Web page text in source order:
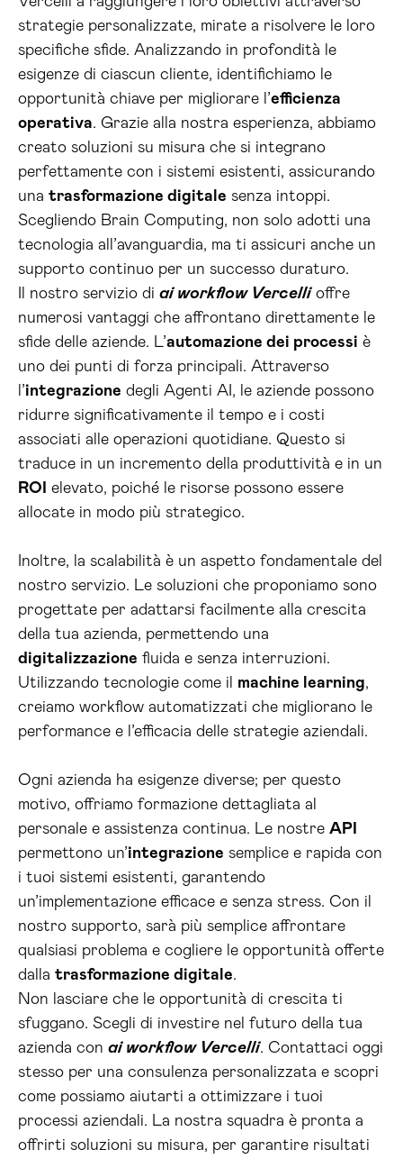
strategie personalizzate, mirate a risolvere le loro
specifiche sfide. Analizzando in profondità le
esigenze di ciascun cliente, identifichiamo le
opportunità chiave per migliorare l’efficienza
operativa. Grazie alla nostra esperienza, abbiamo
creato soluzioni su misura che si integrano
perfettamente con i sistemi esistenti, assicurando
una trasformazione digitale senza intoppi.
Scegliendo Brain Computing, non solo adotti una
tecnologia all’avanguardia, ma ti assicuri anche un
supporto continuo per un successo duraturo.
Il nostro servizio di ai workflow Vercellioffre
numerosi vantaggi che affrontano direttamente le
sfide delle aziende. L’automazione dei processi è
uno dei punti di forza principali. Attraverso
l’integrazione degli Agenti AI, le aziende possono
ridurre significativamente il tempo e i costi
associati alle operazioni quotidiane. Questo si
traduce in un incremento della produttività e in un
ROI
elevato, poiché le risorse possono essere
allocate in modo più strategico.
Inoltre, la scalabilità è un aspetto fondamentale del
nostro servizio. Le soluzioni che proponiamo sono
progettate per adattarsi facilmente alla crescita
della tua azienda, permettendo una
digitalizzazione fluida e senza interruzioni.
Utilizzando tecnologie come il machine learning,
creiamo workflow automatizzati che migliorano le
performance e l’efficacia delle strategie aziendali.
Ogni azienda ha esigenze diverse; per questo
motivo, offriamo formazione dettagliata al
personale e assistenza continua. Le nostre API
permettono un’integrazione semplice e rapida con
i tuoi sistemi esistenti, garantendo
un’implementazione efficace e senza stress. Con il
nostro supporto, sarà più semplice affrontare
qualsiasi problema e cogliere le opportunità offerte
dalla trasformazione digitale.
Non lasciare che le opportunità di crescita ti
sfuggano. Scegli di investire nel futuro della tua
azienda con ai workflow Vercelli. Contattaci oggi
stesso per una consulenza personalizzata e scopri
come possiamo aiutarti a ottimizzare i tuoi
processi aziendali. La nostra squadra è pronta a
offrirti soluzioni su misura, per garantire risultati